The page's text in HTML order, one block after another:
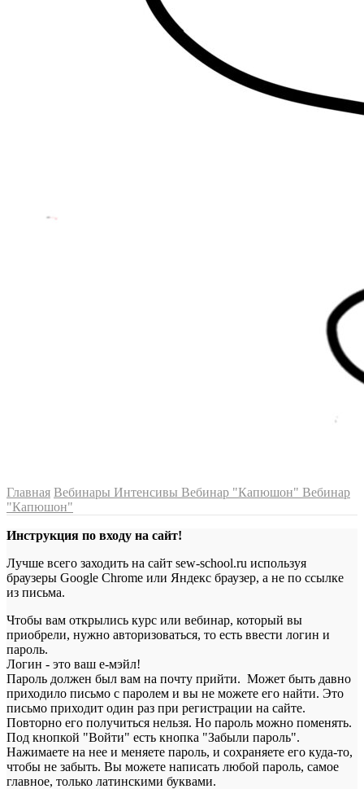
Главная Вебинары Интенсивы Вебинар "Капюшон" Вебинар
"Капюшон"
Инструкция по входу на сайт!
Лучше всего заходить на сайт sew-school.ru используя
браузеры Google Chrome или Яндекс браузер, а не по ссылке
из письма.
Чтобы вам открылись курс или вебинар, который вы
приобрели, нужно авторизоваться, то есть ввести логин и
пароль.
Логин - это ваш е-мэйл!
Пароль должен был вам на почту прийти. Может быть давно
приходило письмо с паролем и вы не можете его найти. Это
письмо приходит один раз при регистрации на сайте.
Повторно его получиться нельзя. Но пароль можно поменять.
Под кнопкой "Войти" есть кнопка "Забыли пароль".
Нажимаете на нее и меняете пароль, и сохраняете его куда-то,
чтобы не забыть. Вы можете написать любой пароль, самое
главное, только латинскими буквами.